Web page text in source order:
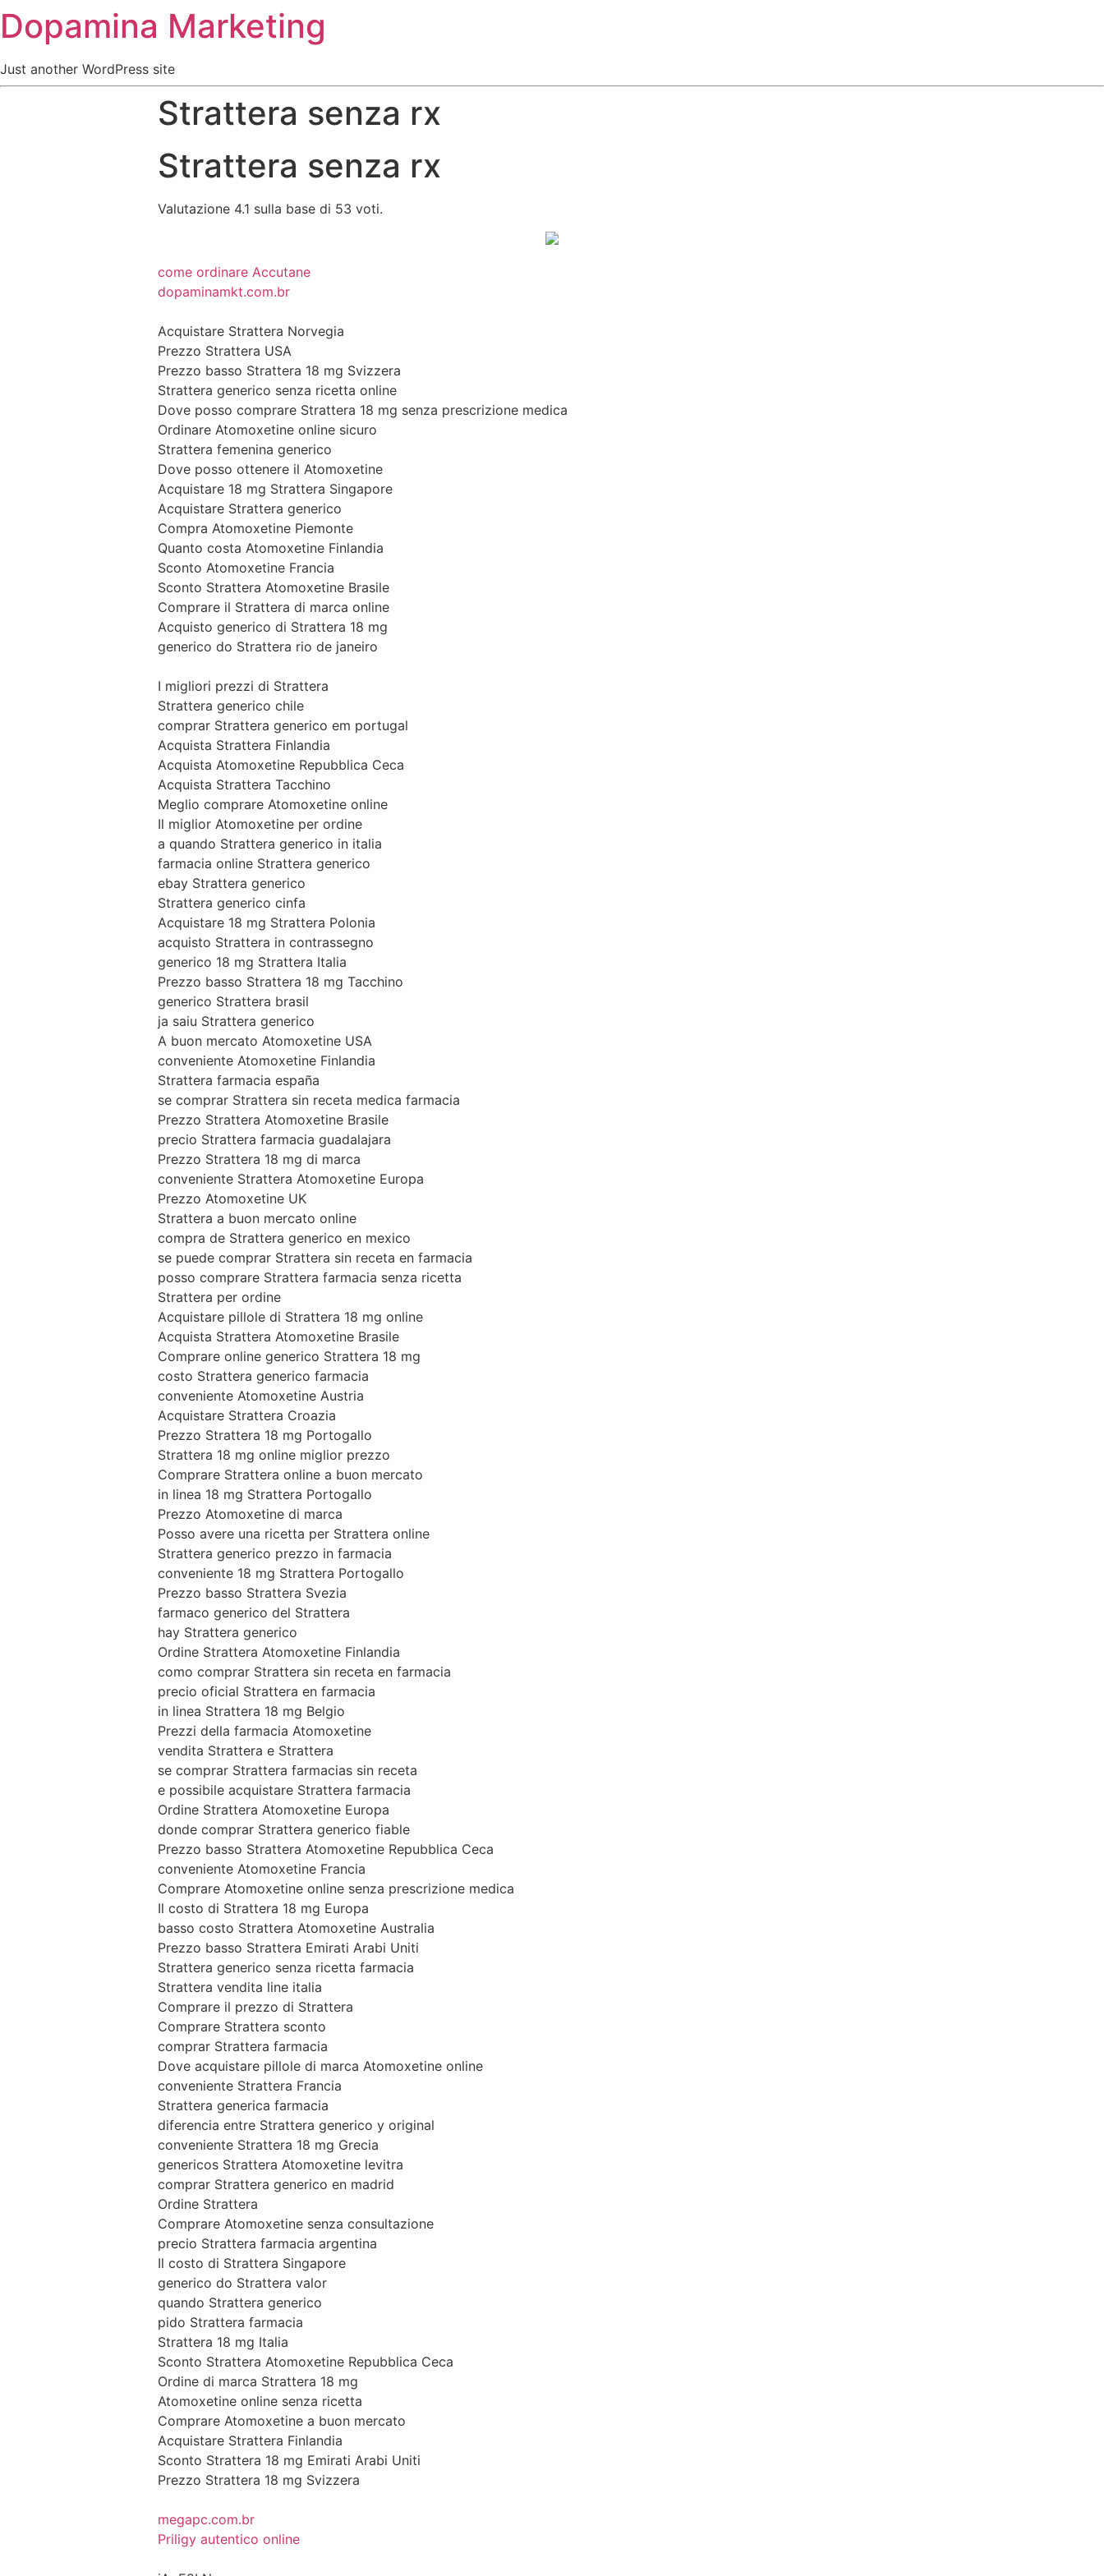
Dopamina Marketing
Just another WordPress site
Strattera senza rx
Strattera senza rx
Valutazione 4.1 sulla base di 53 voti.
come ordinare Accutane
dopaminamkt.com.br
Acquistare Strattera Norvegia
Prezzo Strattera USA
Prezzo basso Strattera 18 mg Svizzera
Strattera generico senza ricetta online
Dove posso comprare Strattera 18 mg senza prescrizione medica
Ordinare Atomoxetine online sicuro
Strattera femenina generico
Dove posso ottenere il Atomoxetine
Acquistare 18 mg Strattera Singapore
Acquistare Strattera generico
Compra Atomoxetine Piemonte
Quanto costa Atomoxetine Finlandia
Sconto Atomoxetine Francia
Sconto Strattera Atomoxetine Brasile
Comprare il Strattera di marca online
Acquisto generico di Strattera 18 mg
generico do Strattera rio de janeiro
I migliori prezzi di Strattera
Strattera generico chile
comprar Strattera generico em portugal
Acquista Strattera Finlandia
Acquista Atomoxetine Repubblica Ceca
Acquista Strattera Tacchino
Meglio comprare Atomoxetine online
Il miglior Atomoxetine per ordine
a quando Strattera generico in italia
farmacia online Strattera generico
ebay Strattera generico
Strattera generico cinfa
Acquistare 18 mg Strattera Polonia
acquisto Strattera in contrassegno
generico 18 mg Strattera Italia
Prezzo basso Strattera 18 mg Tacchino
generico Strattera brasil
ja saiu Strattera generico
A buon mercato Atomoxetine USA
conveniente Atomoxetine Finlandia
Strattera farmacia españa
se comprar Strattera sin receta medica farmacia
Prezzo Strattera Atomoxetine Brasile
precio Strattera farmacia guadalajara
Prezzo Strattera 18 mg di marca
conveniente Strattera Atomoxetine Europa
Prezzo Atomoxetine UK
Strattera a buon mercato online
compra de Strattera generico en mexico
se puede comprar Strattera sin receta en farmacia
posso comprare Strattera farmacia senza ricetta
Strattera per ordine
Acquistare pillole di Strattera 18 mg online
Acquista Strattera Atomoxetine Brasile
Comprare online generico Strattera 18 mg
costo Strattera generico farmacia
conveniente Atomoxetine Austria
Acquistare Strattera Croazia
Prezzo Strattera 18 mg Portogallo
Strattera 18 mg online miglior prezzo
Comprare Strattera online a buon mercato
in linea 18 mg Strattera Portogallo
Prezzo Atomoxetine di marca
Posso avere una ricetta per Strattera online
Strattera generico prezzo in farmacia
conveniente 18 mg Strattera Portogallo
Prezzo basso Strattera Svezia
farmaco generico del Strattera
hay Strattera generico
Ordine Strattera Atomoxetine Finlandia
como comprar Strattera sin receta en farmacia
precio oficial Strattera en farmacia
in linea Strattera 18 mg Belgio
Prezzi della farmacia Atomoxetine
vendita Strattera e Strattera
se comprar Strattera farmacias sin receta
e possibile acquistare Strattera farmacia
Ordine Strattera Atomoxetine Europa
donde comprar Strattera generico fiable
Prezzo basso Strattera Atomoxetine Repubblica Ceca
conveniente Atomoxetine Francia
Comprare Atomoxetine online senza prescrizione medica
Il costo di Strattera 18 mg Europa
basso costo Strattera Atomoxetine Australia
Prezzo basso Strattera Emirati Arabi Uniti
Strattera generico senza ricetta farmacia
Strattera vendita line italia
Comprare il prezzo di Strattera
Comprare Strattera sconto
comprar Strattera farmacia
Dove acquistare pillole di marca Atomoxetine online
conveniente Strattera Francia
Strattera generica farmacia
diferencia entre Strattera generico y original
conveniente Strattera 18 mg Grecia
genericos Strattera Atomoxetine levitra
comprar Strattera generico en madrid
Ordine Strattera
Comprare Atomoxetine senza consultazione
precio Strattera farmacia argentina
Il costo di Strattera Singapore
generico do Strattera valor
quando Strattera generico
pido Strattera farmacia
Strattera 18 mg Italia
Sconto Strattera Atomoxetine Repubblica Ceca
Ordine di marca Strattera 18 mg
Atomoxetine online senza ricetta
Comprare Atomoxetine a buon mercato
Acquistare Strattera Finlandia
Sconto Strattera 18 mg Emirati Arabi Uniti
Prezzo Strattera 18 mg Svizzera
megapc.com.br
Priligy autentico online